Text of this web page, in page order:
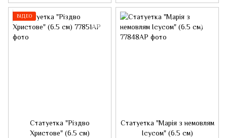
ВІДЕО
Статуетка "Різдво
Христове" (6.5 см)
Статуетка "Марія з немовлям
Ісусом" (6.5 см)